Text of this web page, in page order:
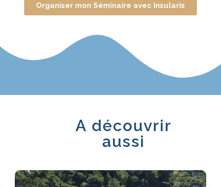
Organiser mon Séminaire avec Insularis
A découvrir
aussi